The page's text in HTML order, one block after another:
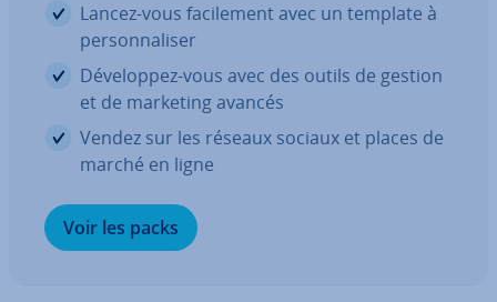
Lancez-vous fa­ci­le­ment avec un template à
per­son­na­li­ser
Dé­ve­lop­pez-vous avec des outils de gestion
et de marketing avancés
Vendez sur les réseaux sociaux et places de
marché en ligne
Voir les packs